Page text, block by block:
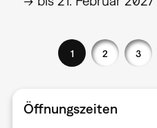
1 2 3
Öffnungszeiten